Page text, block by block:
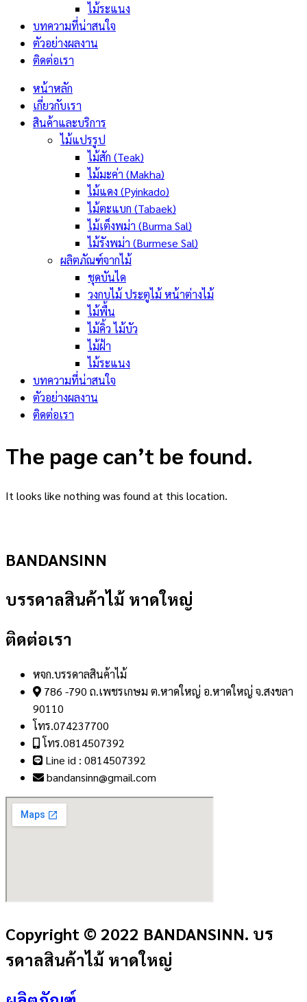
ไม้ระแนง
บทความที่น่าสนใจ
ตัวอย่างผลงาน
ติดต่อเรา
หน้าหลัก
เกี่ยวกับเรา
สินค้าและบริการ
ไม้แปรรูป
ไม้สัก (Teak)
ไม้มะค่า (Makha)
ไม้แดง (Pyinkado)
ไม้ตะแบก (Tabaek)
ไม้เต็งพม่า (Burma Sal)
ไม้รังพม่า (Burmese Sal)
ผลิตภัณฑ์จากไม้
ชุดบันได
วงกบไม้ ประตูไม้ หน้าต่างไม้
ไม้พื้น
ไม้คิ้ว ไม้บัว
ไม้ฝ้า
ไม้ระแนง
บทความที่น่าสนใจ
ตัวอย่างผลงาน
ติดต่อเรา
The page can’t be found.
It looks like nothing was found at this location.
BANDANSINN
บรรดาลสินค้าไม้ หาดใหญ่
ติดต่อเรา
หจก.บรรดาลสินค้าไม้
786 -790 ถ.เพชรเกษม ต.หาดใหญ่ อ.หาดใหญ่ จ.สงขลา
90110
โทร.074237700
โทร.0814507392
Line id : 0814507392
bandansinn@gmail.com
Copyright © 2022 BANDANSINN. บร
รดาลสินค้าไม้ หาดใหญ่